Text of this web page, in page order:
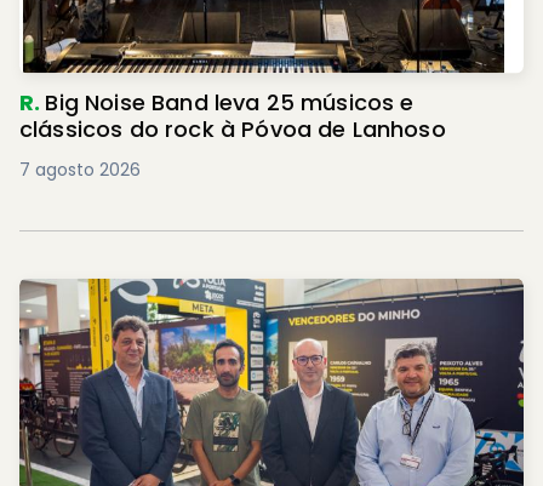
R. Big Noise Band leva 25 músicos e
clássicos do rock à Póvoa de Lanhoso
7 agosto 2026